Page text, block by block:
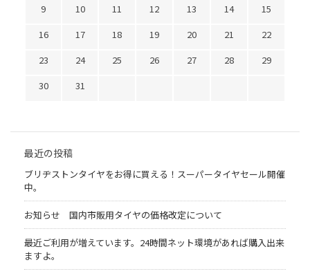
9
10 11 12 13 14
15
16
17 18 19 20 21
22
23
24 25 26 27 28
29
30
31
最近の投稿
ブリヂストンタイヤをお得に買える！スーパータイヤセール開催
中。
お知らせ 国内市販用タイヤの価格改定について
最近ご利用が増えています。24時間ネット環境があれば購入出来
ますよ。